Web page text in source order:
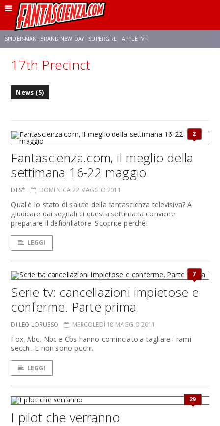
SPIDER-MAN: BRAND NEW DAY SUPERGIRL APPLE TV+
FRANCO RICCIARDIELLO ZENDAYA
17th Precinct
News (5)
2
Fantascienza.com, il meglio della
settimana 16-22 maggio
DI S* DOMENICA 22 MAGGIO 2011
Qual è lo stato di salute della fantascienza televisiva? A
giudicare dai segnali di questa settimana conviene
preparare il defibrillatore. Scoprite perché!
LEGGI
7
Serie tv: cancellazioni impietose e
conferme. Parte prima
DI LEO LORUSSO MERCOLEDÌ 18 MAGGIO 2011
Fox, Abc, Nbc e Cbs hanno cominciato a tagliare i rami
secchi. E non sono pochi.
LEGGI
29
I pilot che verranno